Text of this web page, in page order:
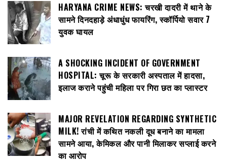
HARYANA CRIME NEWS: चरखी दादरी में थाने के
सामने दिनदहाड़े अंधाधुंध फायरिंग, स्कॉर्पियो सवार 7
युवक घायल
A SHOCKING INCIDENT OF GOVERNMENT
HOSPITAL: चूरू के सरकारी अस्पताल में हादसा,
इलाज कराने पहुंची महिला पर गिरा छत का प्लास्टर
MAJOR REVELATION REGARDING SYNTHETIC
MILK! रांची में कथित नकली दूध बनाने का मामला
सामने आया, केमिकल और पानी मिलाकर सप्लाई करने
का आरोप